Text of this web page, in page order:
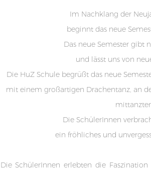
Im Nachklang der
beginnt das neue
Das neue Semester gibt
und lässt uns von
Die HuZ Schule begrüßt das neue
mit einem großartigen Drachentanz, an
Die SchülerInnen
ein fröhliches und
Die SchülerInnen erlebten die